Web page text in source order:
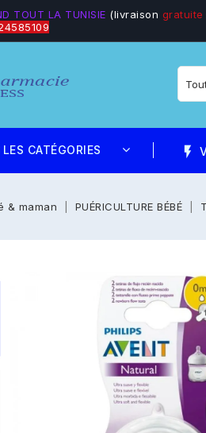
TOUT LA TUNISIE (livraison gratuite
CATÉGORIES flash_on
& maman PUÉRICULTURE BÉBÉ